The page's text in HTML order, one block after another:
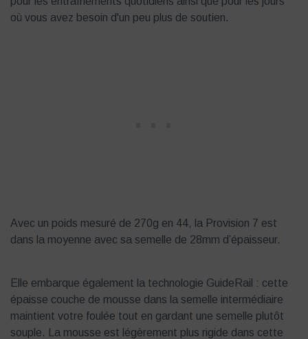
où vous avez besoin d'un peu plus de soutien.
Avec un poids mesuré de 270g en 44, la Provision 7 est
dans la moyenne avec sa semelle de 28mm d’épaisseur.
Elle embarque également la technologie GuideRail : cette
épaisse couche de mousse dans la semelle intermédiaire
maintient votre foulée tout en gardant une semelle plutôt
souple. La mousse est légèrement plus rigide dans cette